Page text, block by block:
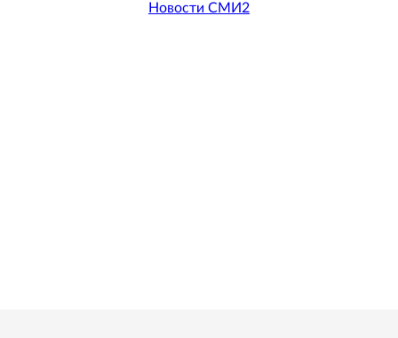
Новости СМИ2